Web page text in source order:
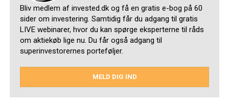
Bliv medlem af invested.dk og få en gratis e-bog på 60
sider om investering. Samtidig får du adgang til gratis
LIVE webinarer, hvor du kan spørge eksperterne til råds
om aktiekøb lige nu. Du får også adgang til
superinvestorernes porteføljer.
MELD DIG IND